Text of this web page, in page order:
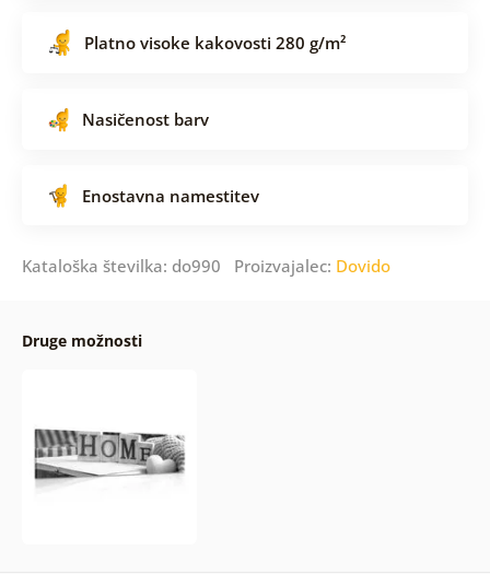
Platno visoke kakovosti 280 g/m²
Nasičenost barv
Enostavna namestitev
Kataloška številka: do990 Proizvajalec: Dovido
Druge možnosti